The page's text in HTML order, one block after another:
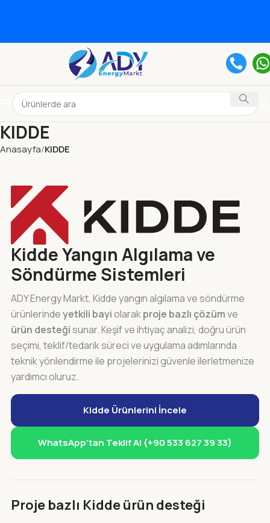
KIDDE
Anasayfa KIDDE
Kidde Yangın Algılama ve
Söndürme Sistemleri
ADY Energy Markt, Kidde yangın algılama ve söndürme
ürünlerindeyetkili bayiolarakproje bazlı çözümve
ürün desteğisunar. Keşif ve ihtiyaç analizi, doğru ürün
seçimi, teklif/tedarik süreci ve uygulama adımlarında
teknik yönlendirme ile projelerinizi güvenle ilerletmenize
yardımcı oluruz.
Kidde Ürünlerini İncele
WhatsApp’tan Teklif Al (+90 533 627 39 33)
Proje bazlı Kidde ürün desteği